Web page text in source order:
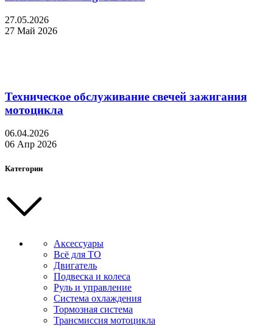
27.05.2026
27 Май 2026
Техническое обслуживание свечей зажигания
мотоцикла
06.04.2026
06 Апр 2026
Категории
Аксессуары
Всё для ТО
Двигатель
Подвеска и колеса
Руль и управление
Система охлаждения
Тормозная система
Трансмиссия мотоцикла